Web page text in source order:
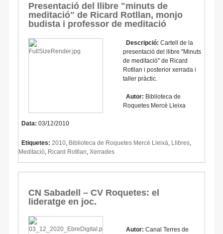
Presentació del llibre "minuts de
meditació" de Ricard Rotllan, monjo
budista i professor de meditació
Descripció: Cartell de la
presentació del llibre "Minuts
de meditació" de Ricard
Rotllan i posterior xerrada i
taller pràctic.
Autor: Biblioteca de
Roquetes Mercè Lleixa
Data: 03/12/2010
Etiquetes: 2010 Biblioteca de Roquetes Mercè Lleixà Llibres
Meditació Ricard Rotllan Xerrades
CN Sabadell – CV Roquetes: el
lideratge en joc.
Autor: Canal Terres de